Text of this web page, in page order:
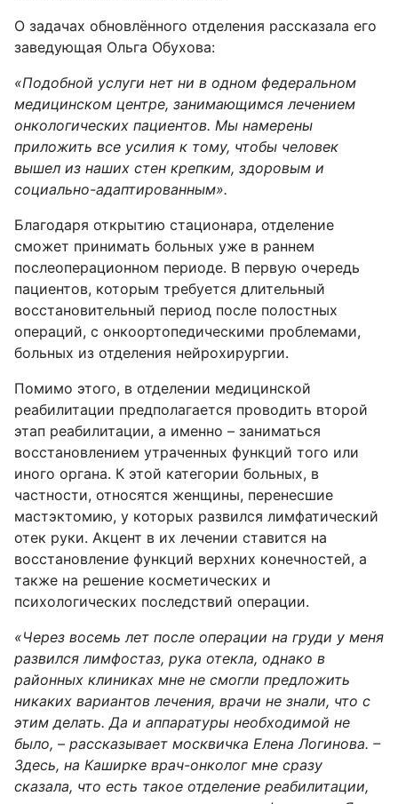
О задачах обновлённого отделения рассказала его
заведующая Ольга Обухова:
«Подобной услуги нет ни в одном федеральном
медицинском центре, занимающимся лечением
онкологических пациентов. Мы намерены
приложить все усилия к тому, чтобы человек
вышел из наших стен крепким, здоровым и
социально-адаптированным».
Благодаря открытию стационара, отделение
сможет принимать больных уже в раннем
послеоперационном периоде. В первую очередь
пациентов, которым требуется длительный
восстановительный период после полостных
операций, с онкоортопедическими проблемами,
больных из отделения нейрохирургии.
Помимо этого, в отделении медицинской
реабилитации предполагается проводить второй
этап реабилитации, а именно – заниматься
восстановлением утраченных функций того или
иного органа. К этой категории больных, в
частности, относятся женщины, перенесшие
мастэктомию, у которых развился лимфатический
отек руки. Акцент в их лечении ставится на
восстановление функций верхних конечностей, а
также на решение косметических и
психологических последствий операции.
«Через восемь лет после операции на груди у меня
развился лимфостаз, рука отекла, однако в
районных клиниках мне не смогли предложить
никаких вариантов лечения, врачи не знали, что с
этим делать. Да и аппаратуры необходимой не
было, – рассказывает москвичка Елена Логинова. –
Здесь, на Каширке врач-онколог мне сразу
сказала, что есть такое отделение реабилитации,